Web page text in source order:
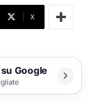
X
Google